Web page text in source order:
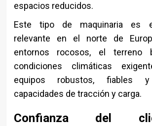
espacios reducidos.
Este tipo de maquinaria es
relevante en el norte de
entornos rocosos, el terreno
condiciones climáticas
equipos robustos, fiables
capacidades de tracción y carga.
Confianza del